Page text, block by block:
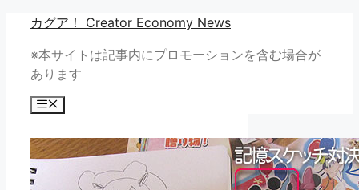
カグア！ Creator Economy News
※本サイトは記事内にプロモーションを含む場合が
あります
メ
ー